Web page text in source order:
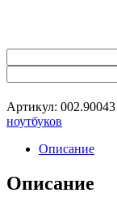
Артикул: 002.90043
ноутбуков
Описание
Описание